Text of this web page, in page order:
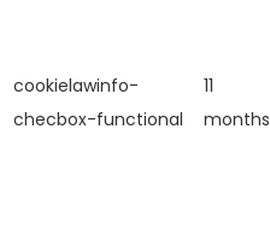
cookielawinfo-
checbox-functional
11
months